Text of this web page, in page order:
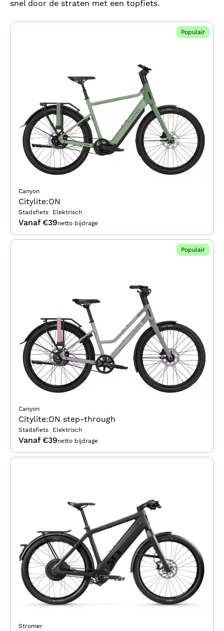
snel door de straten met een topfiets.
Canyon
Citylite:ON
Stadsfiets Elektrisch
Vanaf €39netto bijdrage
Populair
Canyon
Citylite:ON step-through
Stadsfiets Elektrisch
Vanaf €39netto bijdrage
Populair
Stromer